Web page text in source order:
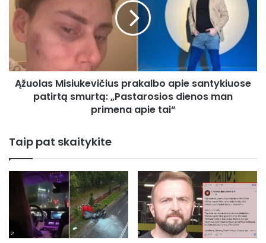
apie
santykiuose
patirtą
smurtą:
„Pastarosios
dienos
man
primena
Ąžuolas Misiukevičius prakalbo apie santykiuose
patirtą smurtą: „Pastarosios dienos man
primena apie tai“
Taip pat skaitykite